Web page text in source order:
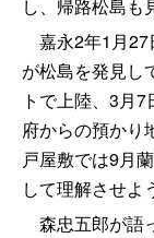
し、帰路松島
嘉永2年1月27
が松島を発見し
トで上陸、3月
府からの預かり
戸屋敷では9月
して理解させ
森忠五郎が語